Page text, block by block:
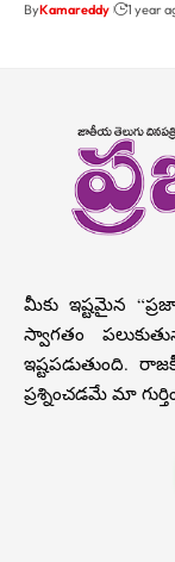
ByKamareddy 1 year
మీకు ఇష్టమైన
స్వాగతం
ఇష్టపడుతుంది.
ప్రశ్నించడమే మా